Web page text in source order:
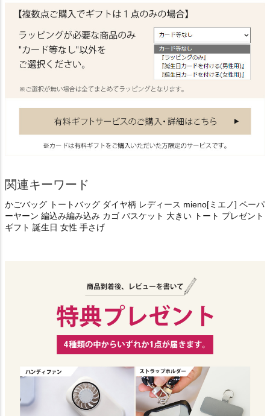
関連キーワード
かごバッグ トートバッグ ダイヤ柄 レディース mieno[ミエノ] ペーパ
ーヤーン 編込み編み込み カゴ バスケット 大きい トート プレゼント
ギフト 誕生日 女性 手さげ